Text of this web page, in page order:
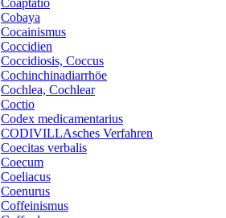
Coaptatio
Cobaya
Cocainismus
Coccidien
Coccidiosis, Coccus
Cochinchinadiarrhöe
Cochlea, Cochlear
Coctio
Codex medicamentarius
CODIVILLAsches Verfahren
Coecitas verbalis
Coecum
Coeliacus
Coenurus
Coffeinismus